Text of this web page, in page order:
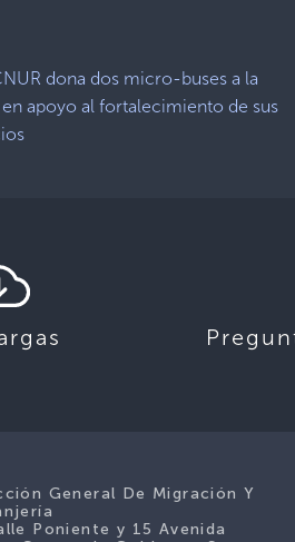
dona dos micro-buses a la
en apoyo al fortalecimiento de sus
General De Migración Y
Poniente y 15 Avenida